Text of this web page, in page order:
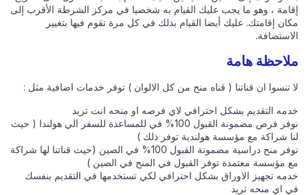
إقامة ، وهو ما يجب عليك القيام به شخصيا في مركز الشرطة الأقرب إلى
مكان إقامتك. عليك أيضا القيام بذلك في كل مرة تقوم فيها بتغيير
الاستضافة.
ملاحظة هامة
لا تنسوا ان قناتنا ( قناه منح من كل الالوان ) توفر خدمات اضافية مثل :
خدمه التقديم بشكل احترافي لاي فرصه او منحه انت تريد
نوفر فرص مضمونة القبول 100% في للمساعدة للسفر الي هولندا ( حيث
لنا شراكة مع مؤسسة هولندية توفر ذلك )
نوفر منح دراسية مضمونة القبول 100% في الصين (حيث قناتنا لها شراكة
مع مؤسسة معتمدة توفر القبول في المنح في الصين )
خدمه تجهيز الاوراق بشكل احترافي لكي تستخدمها في التقديم بنفسك
في اي منحه تريد